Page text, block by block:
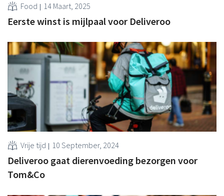
Food 14 Maart, 2025
Eerste winst is mijlpaal voor Deliveroo
Vrije tijd 10 September, 2024
Deliveroo gaat dierenvoeding bezorgen voor
Tom&Co